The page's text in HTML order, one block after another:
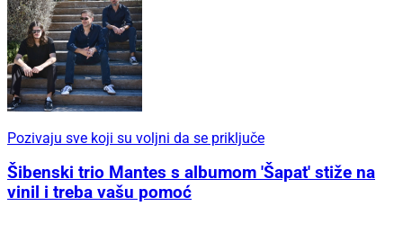
Pozivaju sve koji su voljni da se priključe
Šibenski trio Mantes s albumom 'Šapat' stiže na
vinil i treba vašu pomoć